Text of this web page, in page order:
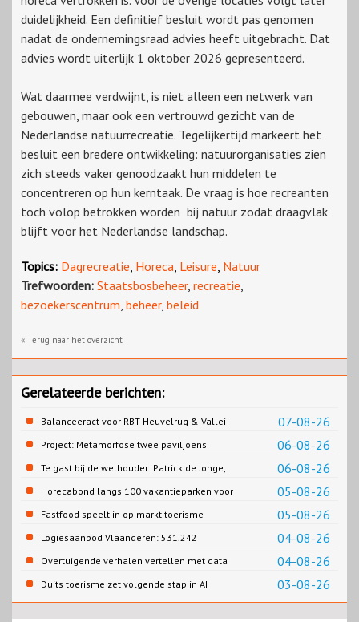
duidelijkheid. Een definitief besluit wordt pas genomen
nadat de ondernemingsraad advies heeft uitgebracht. Dat
advies wordt uiterlijk 1 oktober 2026 gepresenteerd.
Wat daarmee verdwijnt, is niet alleen een netwerk van
gebouwen, maar ook een vertrouwd gezicht van de
Nederlandse natuurrecreatie. Tegelijkertijd markeert het
besluit een bredere ontwikkeling: natuurorganisaties zien
zich steeds vaker genoodzaakt hun middelen te
concentreren op hun kerntaak. De vraag is hoe recreanten
toch volop betrokken worden bij natuur zodat draagvlak
blijft voor het Nederlandse landschap.
Topics: Dagrecreatie, Horeca, Leisure, Natuur
Trefwoorden: Staatsbosbeheer, recreatie,
bezoekerscentrum, beheer, beleid
« Terug naar het overzicht
Gerelateerde berichten:
07-08-26
Balanceeract voor RBT Heuvelrug & Vallei
06-08-26
Project: Metamorfose twee paviljoens
Biesbosch MuseumEiland
06-08-26
Te gast bij de wethouder: Patrick de Jonge,
Gemeente Emmen
05-08-26
Horecabond langs 100 vakantieparken voor
Cao-recreatie
05-08-26
Fastfood speelt in op markt toerisme
04-08-26
Logiesaanbod Vlaanderen: 531.242
slaapplaatsen
04-08-26
Overtuigende verhalen vertellen met data
03-08-26
Duits toerisme zet volgende stap in AI
content